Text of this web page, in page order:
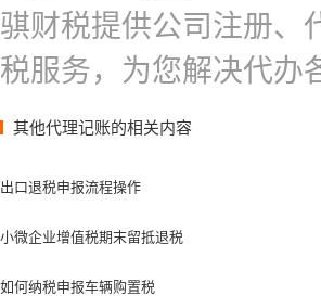
骐财税提供公司注册、
税服务，为您解决代办
其他代理记账的相关内容
出口退税申报流程操作
小微企业增值税期末留抵退税
如何纳税申报车辆购置税